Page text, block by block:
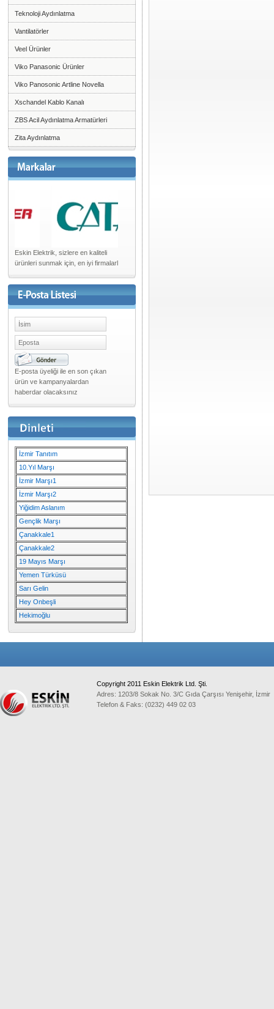
Teknoloji Aydınlatma
Vantilatörler
Veel Ürünler
Viko Panasonic Ürünler
Viko Panosonic Artline Novella
Xschandel Kablo Kanalı
ZBS Acil Aydınlatma Armatürleri
Zita Aydınlatma
Eskin Elektrik, sizlere en kaliteli
ürünleri sunmak için, en iyi firmalarl
E-posta üyeliği ile en son çıkan
ürün ve kampanyalardan
haberdar olacaksınız
İzmir Tanıtım
10.Yıl Marşı
İzmir Marşı1
İzmir Marşı2
Yiğidim Aslanım
Gençlik Marşı
Çanakkale1
Çanakkale2
19 Mayıs Marşı
Yemen Türküsü
Sarı Gelin
Hey Onbeşli
Hekimoğlu
Copyright 2011 Eskin Elektrik Ltd. Şti.
Adres: 1203/8 Sokak No. 3/C Gıda Çarşısı Yenişehir, İzmir
Telefon & Faks: (0232) 449 02 03